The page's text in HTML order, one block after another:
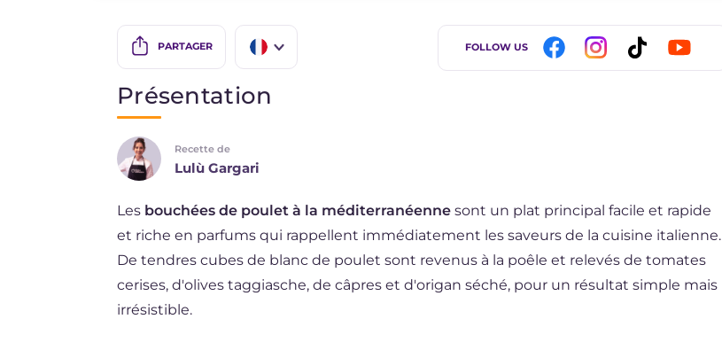
PARTAGER
NL
BR
JA
FOLLOW US
Présentation
Recette de
Lulù Gargari
Les bouchées de poulet à la méditerranéenne sont un plat principal facile et rapide
et riche en parfums qui rappellent immédiatement les saveurs de la cuisine italienne.
De tendres cubes de blanc de poulet sont revenus à la poêle et relevés de tomates
cerises, d'olives taggiasche, de câpres et d'origan séché, pour un résultat simple mais
irrésistible.